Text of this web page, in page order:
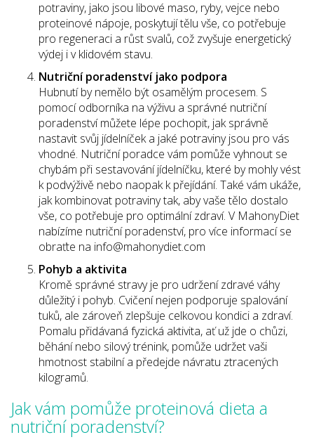
potraviny, jako jsou libové maso, ryby, vejce nebo
proteinové nápoje, poskytují tělu vše, co potřebuje
pro regeneraci a růst svalů, což zvyšuje energetický
výdej i v klidovém stavu.
Nutriční poradenství jako podpora
Hubnutí by nemělo být osamělým procesem. S
pomocí odborníka na výživu a správné nutriční
poradenství můžete lépe pochopit, jak správně
nastavit svůj jídelníček a jaké potraviny jsou pro vás
vhodné. Nutriční poradce vám pomůže vyhnout se
chybám při sestavování jídelníčku, které by mohly vést
k podvýživě nebo naopak k přejídání. Také vám ukáže,
jak kombinovat potraviny tak, aby vaše tělo dostalo
vše, co potřebuje pro optimální zdraví. V MahonyDiet
nabízíme nutriční poradenství, pro více informací se
obraťte na info@mahonydiet.com
Pohyb a aktivita
Kromě správné stravy je pro udržení zdravé váhy
důležitý i pohyb. Cvičení nejen podporuje spalování
tuků, ale zároveň zlepšuje celkovou kondici a zdraví.
Pomalu přidávaná fyzická aktivita, ať už jde o chůzi,
běhání nebo silový trénink, pomůže udržet vaši
hmotnost stabilní a předejde návratu ztracených
kilogramů.
Jak vám pomůže proteinová dieta a
nutriční poradenství?